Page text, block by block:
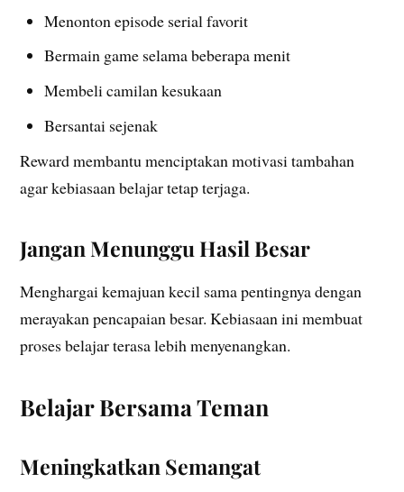
Menonton episode serial favorit
Bermain game selama beberapa menit
Membeli camilan kesukaan
Bersantai sejenak
Reward membantu menciptakan motivasi tambahan
agar kebiasaan belajar tetap terjaga.
Jangan Menunggu Hasil Besar
Menghargai kemajuan kecil sama pentingnya dengan
merayakan pencapaian besar. Kebiasaan ini membuat
proses belajar terasa lebih menyenangkan.
Belajar Bersama Teman
Meningkatkan Semangat